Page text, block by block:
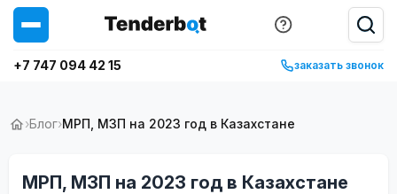
+7 747 094 42 15 заказать звонок
›Блог›МРП, МЗП на 2023 год в Казахстане
МРП, МЗП на 2023 год в Казахстане